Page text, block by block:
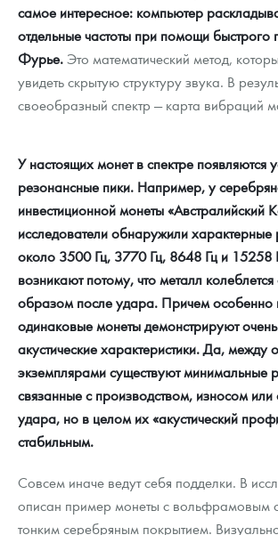
самое интересное: компьютер
отдельные частоты при помощи быстрого
Фурье.Это математический метод,
увидеть скрытую структуру звука. В
своеобразный спектр — карта вибраций
У настоящих монет в спектре появляются
резонансные пики. Например, у
инвестиционной монеты «Австралийский
исследователи обнаружили характерные
около 3500 Гц, 3770 Гц, 8648 Гц и 15258
возникают потому, что металл
образом после удара. Причем особенно
одинаковые монеты демонстрируют
акустические характеристики. Да, между
экземплярами существуют минимальные
связанные с производством, износом
удара, но в целом их «акустический
стабильным.
Совсем иначе ведут себя подделки. В
описан пример монеты с вольфрамовым
тонким серебряным покрытием.